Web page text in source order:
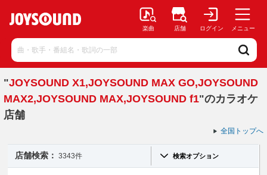
楽曲 店舗 ログイン メニュー
"JOYSOUND X1,JOYSOUND MAX GO,JOYSOUND
MAX2,JOYSOUND MAX,JOYSOUND f1"のカラオケ
店舗
全国トップへ
店舗検索： 3343件 検索オプション